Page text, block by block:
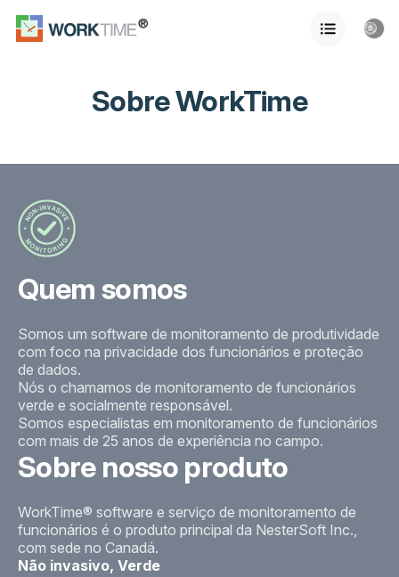
Sobre WorkTime
Quem somos
Somos um software de monitoramento de produtividade
com foco na privacidade dos funcionários e proteção
de dados.
Nós o chamamos de monitoramento de funcionários
verde e socialmente responsável.
Somos especialistas em monitoramento de funcionários
com mais de 25 anos de experiência no campo.
Sobre nosso produto
WorkTime® software e serviço de monitoramento de
funcionários é o produto principal da NesterSoft Inc.,
com sede no Canadá.
Não invasivo, Verde